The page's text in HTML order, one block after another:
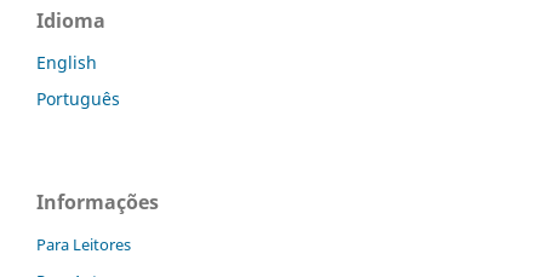
Idioma
English
Português
Informações
Para Leitores